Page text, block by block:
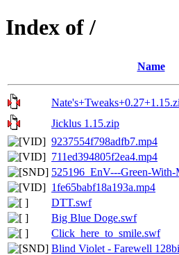
Index of /
Name
Jicklus 1.15.zip
9237554f798adfb7.mp4
711ed394805f2ea4.mp4
525196_EnV---Green-With-
1fe65babf18a193a.mp4
DTT.swf
Big Blue Doge.swf
Click_here_to_smile.swf
Blind Violet - Farewell